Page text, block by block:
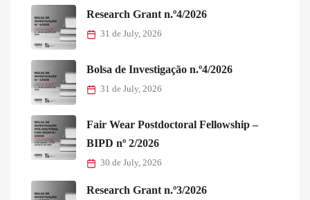
Research Grant n.º4/2026
31 de July, 2026
Bolsa de Investigação n.º4/2026
31 de July, 2026
Fair Wear Postdoctoral Fellowship –
BIPD nº 2/2026
30 de July, 2026
Research Grant n.º3/2026